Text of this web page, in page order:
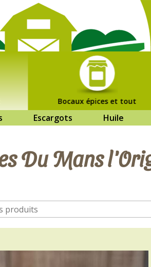
Bocaux épices et tout
Escargots Huile
Du Mans